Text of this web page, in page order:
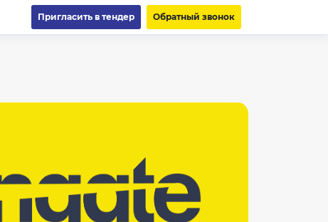
Пригласить в тендер Обратный звонок